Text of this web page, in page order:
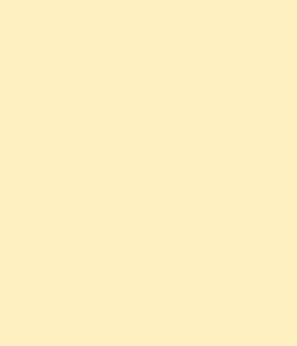
mémoires et
Comment on
genre par la
En1830, il avait
Houdin (1811-
hommage au
illustre
: Ehrich Weisz,